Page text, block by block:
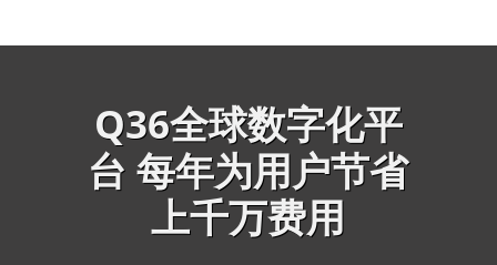
Q36全球数字化平
台 每年为用户节省
上千万费用